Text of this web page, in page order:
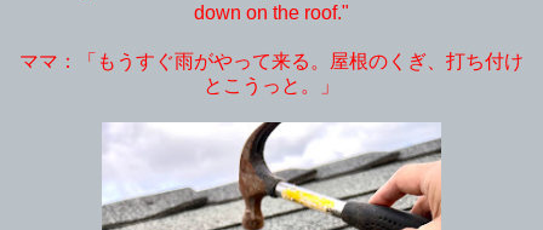
down on the roof."
ママ：「もうすぐ雨がやって来る。屋根のくぎ、打ち付け
とこうっと。」